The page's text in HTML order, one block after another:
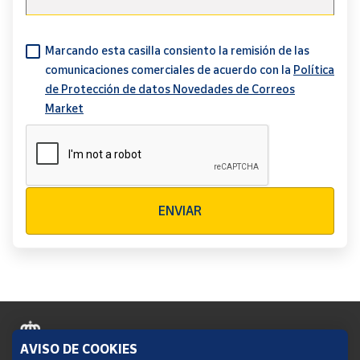
única fotografía o documento en la que se pueda leer
claramente la información del permiso de circulación del
vehículo y se vea también el documento identificativo del
titular o de la persona autorizada.
Representación de imagen tipo:
Marcando esta casilla consiento la remisión de las
comunicaciones comerciales de acuerdo con la Política
de Protección de datos Novedades de Correos
Market
ENVIAR
AVISO DE COOKIES